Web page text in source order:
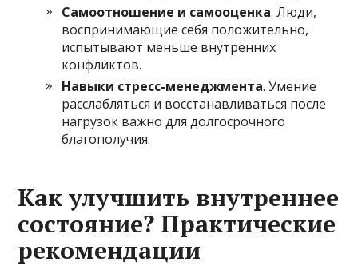
Самоотношение и самооценка. Люди,
воспринимающие себя положительно,
испытывают меньше внутренних
конфликтов.
Навыки стресс-менеджмента. Умение
расслабляться и восстанавливаться после
нагрузок важно для долгосрочного
благополучия.
Как улучшить внутреннее
состояние? Практические
рекомендации